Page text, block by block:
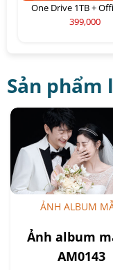
One Drive 1TB +
399,000
Sản phẩm
ẢNH ALBUM
Ảnh album
AM0143